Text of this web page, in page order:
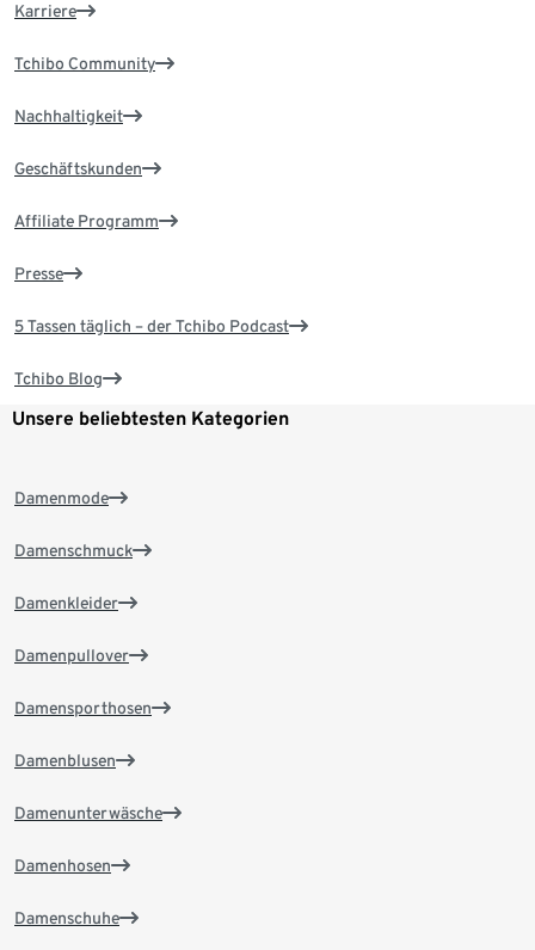
Karriere
Tchibo Community
Nachhaltigkeit
Geschäftskunden
Affiliate Programm
Presse
5 Tassen täglich – der Tchibo Podcast
Tchibo Blog
Unsere beliebtesten Kategorien
Damenmode
Damenschmuck
Damenkleider
Damenpullover
Damensporthosen
Damenblusen
Damenunterwäsche
Damenhosen
Damenschuhe